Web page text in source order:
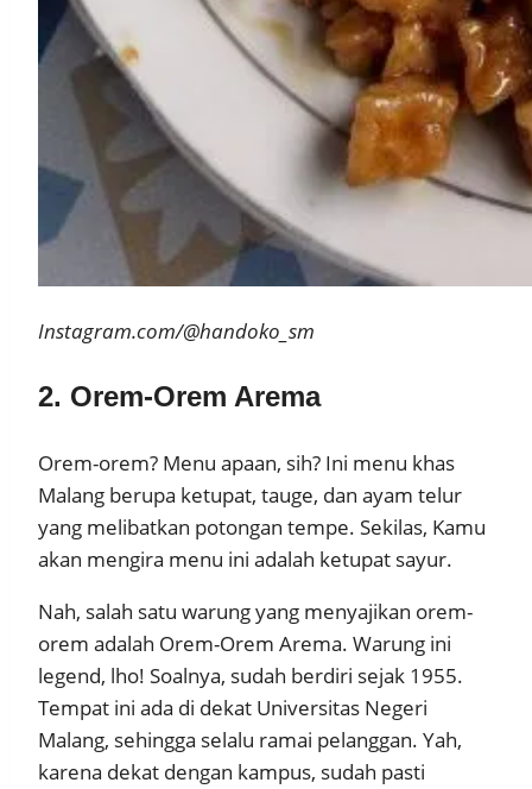
Instagram.com/@handoko_sm
2. Orem-Orem Arema
Orem-orem? Menu apaan, sih? Ini menu khas
Malang berupa ketupat, tauge, dan ayam telur
yang melibatkan potongan tempe. Sekilas, Kamu
akan mengira menu ini adalah ketupat sayur.
Nah, salah satu warung yang menyajikan orem-
orem adalah Orem-Orem Arema. Warung ini
legend, lho! Soalnya, sudah berdiri sejak 1955.
Tempat ini ada di dekat Universitas Negeri
Malang, sehingga selalu ramai pelanggan. Yah,
karena dekat dengan kampus, sudah pasti